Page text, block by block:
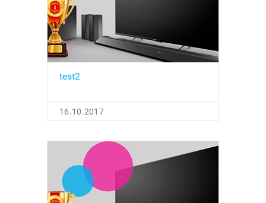
test2
16.10.2017